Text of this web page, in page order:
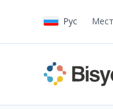
Рус